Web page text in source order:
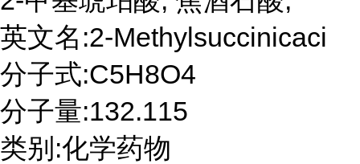
英文名:2-Methylsuccinicaci
分子式:C5H8O4
分子量:132.115
类别:化学药物